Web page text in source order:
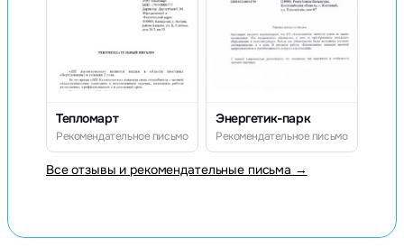
Тепломарт
Рекомендательное письмо
Энергетик-парк
Рекомендательное письмо
Все отзывы и рекомендательные письма →